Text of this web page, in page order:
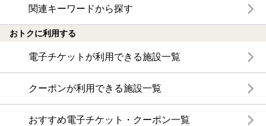
関連キーワードから探す
おトクに利用する
電子チケットが利用できる施設一覧
クーポンが利用できる施設一覧
おすすめ電子チケット・クーポン一覧